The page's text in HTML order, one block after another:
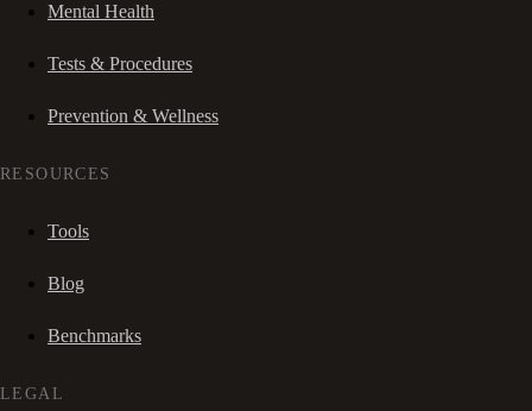
Mental Health
Tests & Procedures
Prevention & Wellness
RESOURCES
Tools
Blog
Benchmarks
LEGAL